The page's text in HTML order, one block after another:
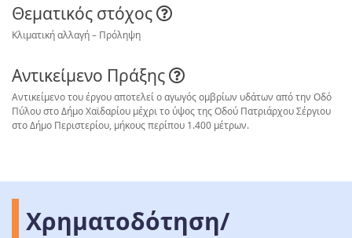
Θεματικός στόχος
Κλιματική αλλαγή – Πρόληψη
Αντικείμενο Πράξης
Αντικείμενο του έργου αποτελεί ο αγωγός ομβρίων υδάτων από την Οδό
Πύλου στο Δήμο Χαϊδαρίου μέχρι το ύψος της Οδού Πατριάρχου Σέργιου
στο Δήμο Περιστερίου, μήκους περίπου 1.400 μέτρων.
Χρηματοδότηση/